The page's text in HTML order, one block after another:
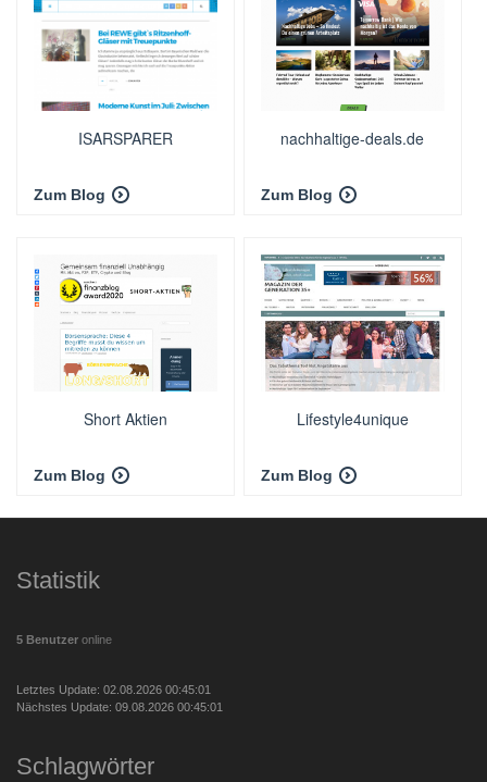
ISARSPARER
Zum Blog
nachhaltige-deals.de
Zum Blog
Short Aktien
Zum Blog
Lifestyle4unique
Zum Blog
Statistik
5 Benutzer online
Letztes Update: 02.08.2026 00:45:01
Nächstes Update: 09.08.2026 00:45:01
Schlagwörter